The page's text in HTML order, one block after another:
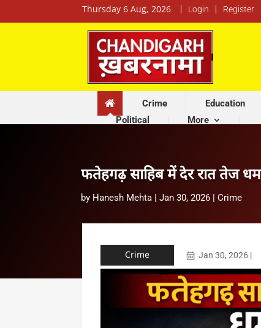
Thursday 6 Aug, 2026 Login Register
Crime Education
Political
More
फतेहगढ़ साहिब में देर रात तेज
by Hanesh Mehta | Jan 30, 2026 | Crime
Crime Jan 30, 2026 |